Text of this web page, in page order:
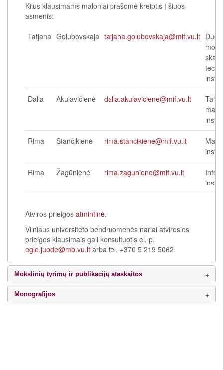
Kilus klausimams maloniai prašome kreiptis į šiuos
asmenis:
Tatjana Golubovskaja tatjana.golubovskaja@mif.vu.lt
Dalia Akulavičienė dalia.akulaviciene@mif.vu.lt
Rima Stančikienė rima.stancikiene@mif.vu.lt
Rima Žagūnienė rima.zaguniene@mif.vu.lt
Atviros prieigos atmintinė.
Vilniaus universiteto bendruomenės nariai atvirosios
prieigos klausimais gali konsultuotis el. p.
egle.juode@mb.vu.lt arba tel. +370 5 219 5062.
Mokslinių tyrimų ir publikacijų ataskaitos
Monografijos